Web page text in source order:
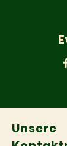
Unsere